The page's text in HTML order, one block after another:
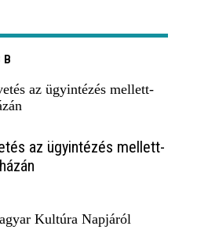
az ügyintézés mellett-